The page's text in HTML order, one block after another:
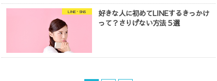
LINE・SNS
好きな人に初めてLINEするきっかけ
って？さりげない方法５選